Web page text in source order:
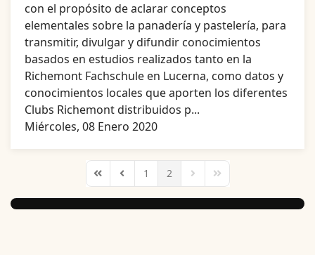
con el propósito de aclarar conceptos
elementales sobre la panadería y pastelería, para
transmitir, divulgar y difundir conocimientos
basados en estudios realizados tanto en la
Richemont Fachschule en Lucerna, como datos y
conocimientos locales que aporten los diferentes
Clubs Richemont distribuidos p...
Miércoles, 08 Enero 2020
First PagePrevious Page
1 2 Next PageLast Page